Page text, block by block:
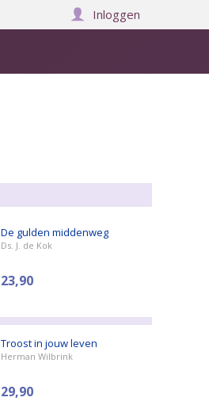
Inloggen
Winkelwagen:0
De gulden middenweg
Ds. J. de Kok
23,90
Troost in jouw leven
Herman Wilbrink
29,90